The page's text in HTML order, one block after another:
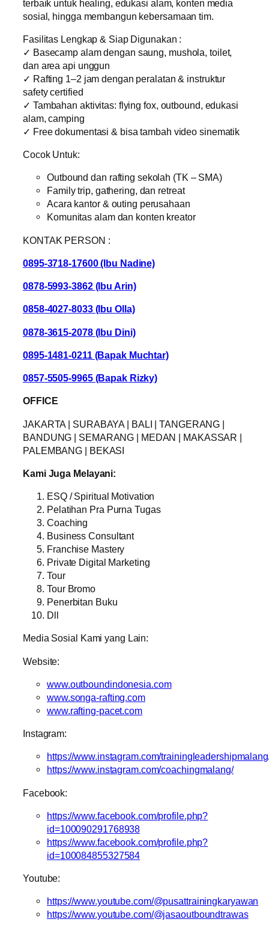
terbaik untuk healing, edukasi alam, konten media
sosial, hingga membangun kebersamaan tim.
Fasilitas Lengkap & Siap Digunakan :
✓ Basecamp alam dengan saung, mushola, toilet,
dan area api unggun
✓ Rafting 1–2 jam dengan peralatan & instruktur
safety certified
✓ Tambahan aktivitas: flying fox, outbound, edukasi
alam, camping
✓ Free dokumentasi & bisa tambah video sinematik
Cocok Untuk:
Outbound dan rafting sekolah (TK – SMA)
Family trip, gathering, dan retreat
Acara kantor & outing perusahaan
Komunitas alam dan konten kreator
KONTAK PERSON :
0895-3718-17600 (Ibu Nadine)
0878-5993-3862 (Ibu Arin)
0858-4027-8033 (Ibu Olla)
0878-3615-2078 (Ibu Dini)
0895-1481-0211 (Bapak Muchtar)
0857-5505-9965 (Bapak Rizky)
OFFICE
JAKARTA | SURABAYA | BALI | TANGERANG |
BANDUNG | SEMARANG | MEDAN | MAKASSAR |
PALEMBANG | BEKASI
Kami Juga Melayani:
ESQ / Spiritual Motivation
Pelatihan Pra Purna Tugas
Coaching
Business Consultant
Franchise Mastery
Private Digital Marketing
Tour
Tour Bromo
Penerbitan Buku
Dll
Media Sosial Kami yang Lain:
Website:
www.outboundindonesia.com
www.songa-rafting.com
www.rafting-pacet.com
Instagram:
https://www.instagram.com/
https://www.instagram.com/coachingmalang/
Facebook:
https://www.facebook.com/profile.php?
id=100090291768938
https://www.facebook.com/profile.php?
id=100084855327584
Youtube:
https://www.youtube.com/@pusattrainingkaryawan
https://www.youtube.com/@jasaoutboundtrawas